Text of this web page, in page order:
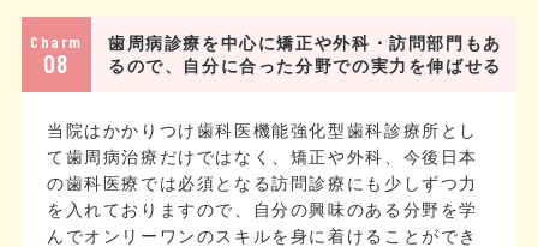
Charm
08
歯周病診療を中心に矯正や外科・訪問部門もあ
るので、自分に合った分野での実力を伸ばせる
当院はかかりつけ歯科医機能強化型歯科診療所とし
て歯周病治療だけではなく、矯正や外科、今後日本
の歯科医療では必須となる訪問診療にも少しずつ力
を入れておりますので、自分の興味のある分野を学
んでオンリーワンのスキルを身に着けることができ